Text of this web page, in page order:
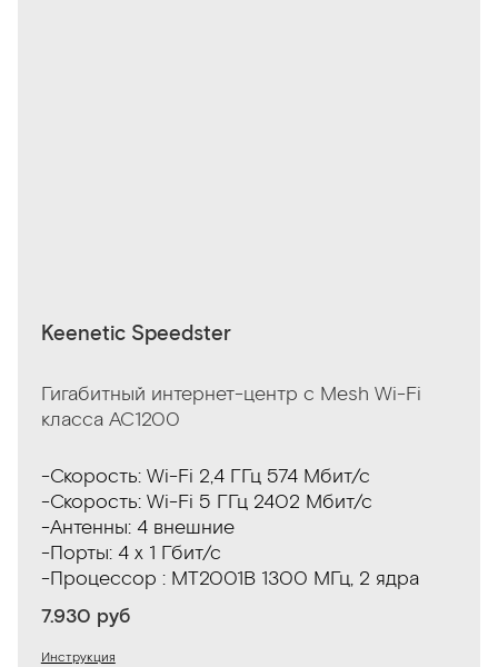
Keenetic Speedster
Гигабитный интернет-центр с Mesh Wi-Fi
класса AC1200
-Скорость: Wi-Fi 2,4 ГГц 574 Мбит/с
-Скорость: Wi-Fi 5 ГГц 2402 Мбит/с
-Антенны: 4 внешние
-Порты: 4 x 1 Гбит/с
-Процессор : MT2001B 1300 МГц, 2 ядра
7.930 руб
Инструкция